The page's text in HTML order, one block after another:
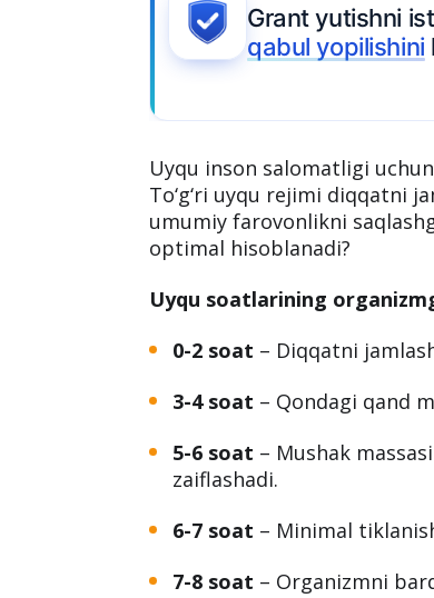
Grant yutishni
qabul yopilishini
To‘g‘ri uyqu rejimi diqqatni
optimal hisoblanadi?
Uyqu soatlarining